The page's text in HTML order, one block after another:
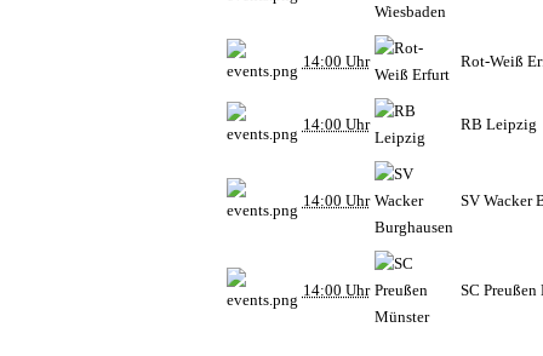
14:00 Uhr Rot-Weiß
14:00 Uhr RB Leipzig
14:00 Uhr SV Wacker
14:00 Uhr SC Preußen